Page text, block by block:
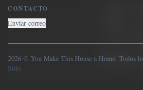
CONTACTO
Enviar correo
2026 © You Make This House a Home. Todos
Sitio